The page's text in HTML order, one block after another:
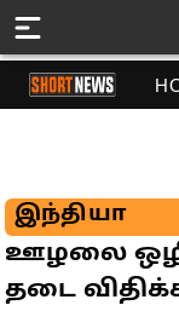
இந்தியா
ஊழலை
தடை